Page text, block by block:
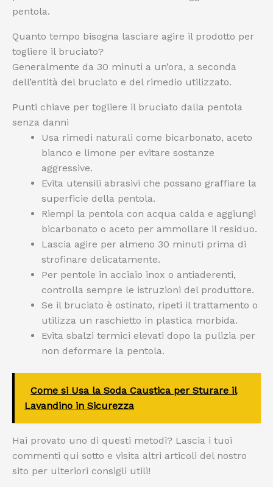
pentola.
Quanto tempo bisogna lasciare agire il prodotto per
togliere il bruciato?
Generalmente da 30 minuti a un’ora, a seconda
dell’entità del bruciato e del rimedio utilizzato.
Punti chiave per togliere il bruciato dalla pentola
senza danni
Usa rimedi naturali come bicarbonato, aceto
bianco e limone per evitare sostanze
aggressive.
Evita utensili abrasivi che possano graffiare la
superficie della pentola.
Riempi la pentola con acqua calda e aggiungi
bicarbonato o aceto per ammollare il residuo.
Lascia agire per almeno 30 minuti prima di
strofinare delicatamente.
Per pentole in acciaio inox o antiaderenti,
controlla sempre le istruzioni del produttore.
Se il bruciato è ostinato, ripeti il trattamento o
utilizza un raschietto in plastica morbida.
Evita sbalzi termici elevati dopo la pulizia per
non deformare la pentola.
Come si Usa la Soda Caustica per Sturare il
Lavandino in Sicurezza
Hai provato uno di questi metodi? Lascia i tuoi
commenti qui sotto e visita altri articoli del nostro
sito per ulteriori consigli utili!